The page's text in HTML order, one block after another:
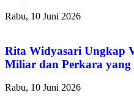
Rabu, 10 Juni 2026
Rita Widyasari Ungkap
Miliar dan Perkara yang
Rabu, 10 Juni 2026